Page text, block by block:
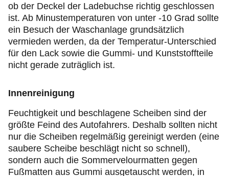
ob der Deckel der Ladebuchse richtig geschlossen
ist. Ab Minustemperaturen von unter -10 Grad sollte
ein Besuch der Waschanlage grundsätzlich
vermieden werden, da der Temperatur-Unterschied
für den Lack sowie die Gummi- und Kunststoffteile
nicht gerade zuträglich ist.
Innenreinigung
Feuchtigkeit und beschlagene Scheiben sind der
größte Feind des Autofahrers. Deshalb sollten nicht
nur die Scheiben regelmäßig gereinigt werden (eine
saubere Scheibe beschlägt nicht so schnell),
sondern auch die Sommervelourmatten gegen
Fußmatten aus Gummi ausgetauscht werden, in